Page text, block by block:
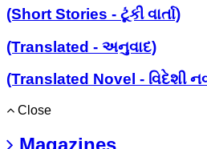
(Short Stories - ટૂંકી વાર્તા)
(Translated - અનુવાદ)
(Translated Novel - વિદેશી
Close
Magazines